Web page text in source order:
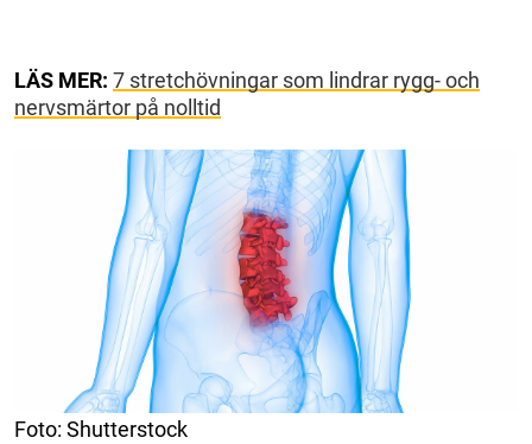
LÄS MER: 7 stretchövningar som lindrar rygg- och
nervsmärtor på nolltid
Foto: Shutterstock